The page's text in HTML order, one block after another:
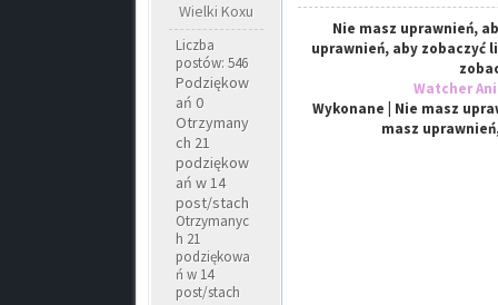
Wielki Koxu
Liczba
postów: 546
Podziękow
ań 0
Otrzymany
ch 21
podziękow
ań w 14
post/stach
Otrzymanyc
h 21
podziękowa
ń w 14
post/stach
Nie masz uprawnień,
uprawnień, aby zobaczyć
Watcher
Wykonane | Nie masz
masz